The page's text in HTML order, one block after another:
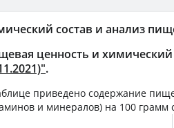
состав и анализ
ценность и химический
.
приведено содержание
и минералов) на 100 грамм